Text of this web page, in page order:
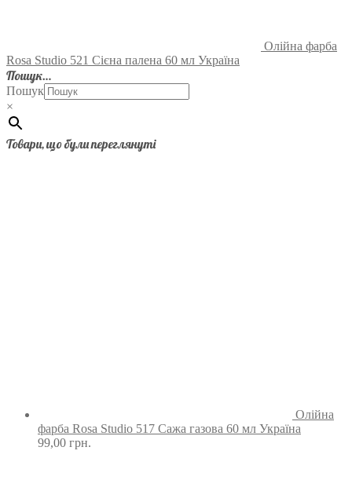
Олійна фарба
Rosa Studio 521 Сієна палена 60 мл Україна
Пошук…
Пошук
×
Товари, що були переглянуті
Олійна
фарба Rosa Studio 517 Сажа газова 60 мл Україна
99,00 грн.